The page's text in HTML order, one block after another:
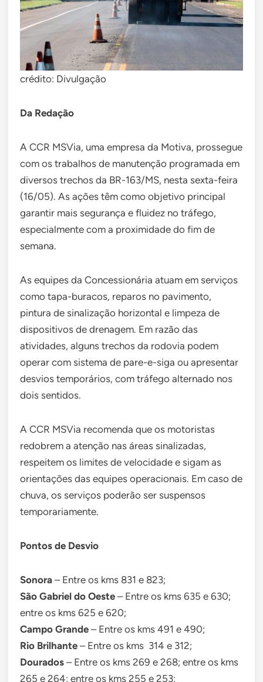
crédito: Divulgação
Da Redação
A CCR MSVia, uma empresa da Motiva, prossegue
com os trabalhos de manutenção programada em
diversos trechos da BR-163/MS, nesta sexta-feira
(16/05). As ações têm como objetivo principal
garantir mais segurança e fluidez no tráfego,
especialmente com a proximidade do fim de
semana.
As equipes da Concessionária atuam em serviços
como tapa-buracos, reparos no pavimento,
pintura de sinalização horizontal e limpeza de
dispositivos de drenagem. Em razão das
atividades, alguns trechos da rodovia podem
operar com sistema de pare-e-siga ou apresentar
desvios temporários, com tráfego alternado nos
dois sentidos.
A CCR MSVia recomenda que os motoristas
redobrem a atenção nas áreas sinalizadas,
respeitem os limites de velocidade e sigam as
orientações das equipes operacionais. Em caso de
chuva, os serviços poderão ser suspensos
temporariamente.
Pontos de Desvio
Sonora – Entre os kms 831 e 823;
São Gabriel do Oeste – Entre os kms 635 e 630;
entre os kms 625 e 620;
Campo Grande – Entre os kms 491 e 490;
Rio Brilhante – Entre os kms 314 e 312;
Dourados – Entre os kms 269 e 268; entre os kms
265 e 264; entre os kms 255 e 253;